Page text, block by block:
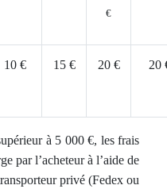
€
10 € 15 € 20 € 20
à 5 000 €, les frais
par l’acheteur à l’aide de
privé (Fedex ou